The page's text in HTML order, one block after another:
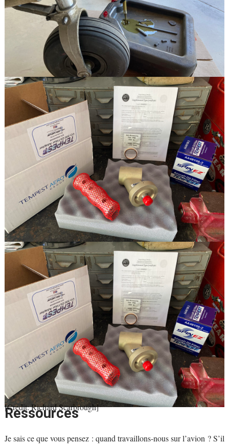
[Credit: Richard Scarbrough]
Ressources
Je sais ce que vous pensez : quand travaillons-nous sur l’avion ? S’il